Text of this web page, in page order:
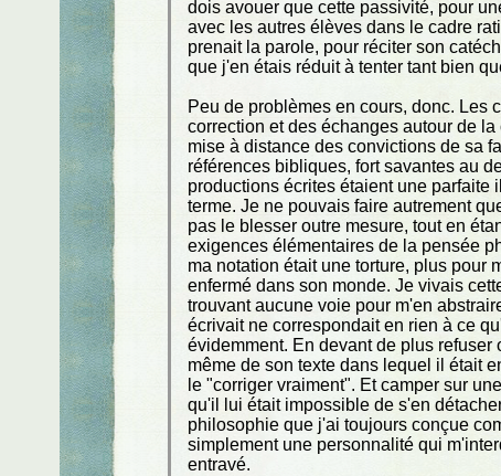
dois avouer que cette passivité, pour
avec les autres élèves dans le cadre
prenait la parole, pour réciter son
que j'en étais réduit à tenter tant bien
Peu de problèmes en cours, donc. Les
correction et des échanges autour de
mise à distance des convictions de sa
références bibliques, fort savantes au
productions écrites étaient une
terme. Je ne pouvais faire autrement
pas le blesser outre mesure, tout en
exigences élémentaires de la pensée
ma notation était une torture, plus pour
enfermé dans son monde. Je vivais
trouvant aucune voie pour m'en
écrivait ne correspondait en rien à ce
évidemment. En devant de plus
même de son texte dans lequel il était
le "corriger vraiment". Et camper sur
qu'il lui était impossible de s'en
philosophie que j'ai toujours conçue
simplement une personnalité qui
entravé.